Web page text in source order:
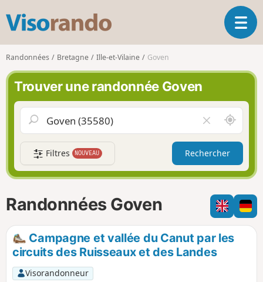
s
o
r
n
d
o
O
u
l
a
i
g
t
i
o
Randonnées Bretagne Ille-et-Vilaine Goven
Trouver une randonnée Goven
i
d
e
r
l
e
h
m
p
A
u
t
u
r
d
e
m
Filtres NOUVEAU Rechercher
Randonnées Goven
Campagne et vallée du Canut par les
circuits des Ruisseaux et des Landes
Visorandonneur